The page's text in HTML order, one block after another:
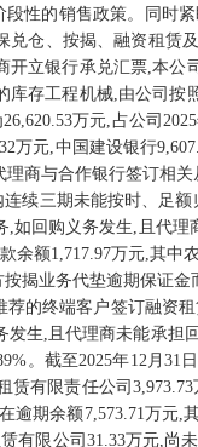
性的销售政策。同时
仓、按揭、融资租赁
立银行承兑汇票,本
存工程机械,由公司
万元,占公司
万元,中国建设银行
商与合作银行签订相
续三期未能按时、足
如回购义务发生,且代
余额1,717.97万元,其
揭业务代垫逾期保证
的终端客户签订融资
生,且代理商未能承担
。截至2025年12月
赁有限责任公司
逾期余额7,573.71万元
有限公司31.33万元,